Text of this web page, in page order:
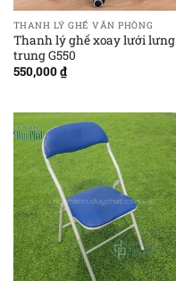
THANH LÝ GHẾ VĂN PHÒNG
Thanh lý ghế xoay lưới lưng
trung G550
550,000₫